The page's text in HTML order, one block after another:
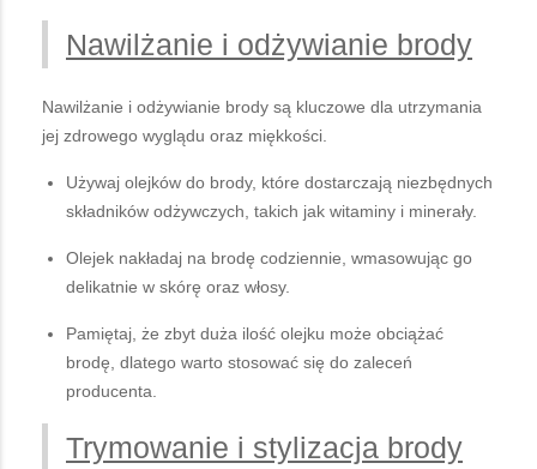
Nawilżanie i odżywianie brody
Nawilżanie i odżywianie brody są kluczowe dla utrzymania
jej zdrowego wyglądu oraz miękkości.
Używaj olejków do brody, które dostarczają niezbędnych
składników odżywczych, takich jak witaminy i minerały.
Olejek nakładaj na brodę codziennie, wmasowując go
delikatnie w skórę oraz włosy.
Pamiętaj, że zbyt duża ilość olejku może obciążać
brodę, dlatego warto stosować się do zaleceń
producenta.
Trymowanie i stylizacja brody